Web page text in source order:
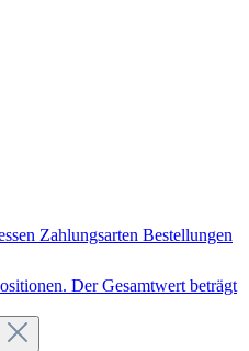
Zahlungsarten Bestellungen
Der Gesamtwert beträgt